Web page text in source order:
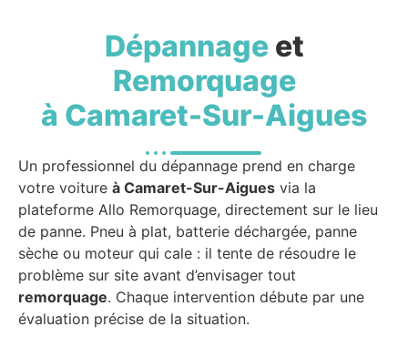
Dépannageet
Remorquage
à Camaret-Sur-Aigues
Un professionnel du dépannage prend en charge
votre voiture à Camaret-Sur-Aigues via la
plateforme Allo Remorquage, directement sur le lieu
de panne. Pneu à plat, batterie déchargée, panne
sèche ou moteur qui cale : il tente de résoudre le
problème sur site avant d’envisager tout
remorquage. Chaque intervention débute par une
évaluation précise de la situation.